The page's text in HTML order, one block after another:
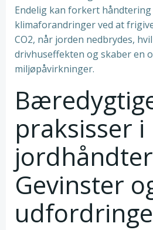
Endelig kan forkert
klimaforandringer ved at
CO2, når jorden nedbrydes,
drivhuseffekten og skaber en
miljøpåvirkninger.
praksisser i
Gevinster